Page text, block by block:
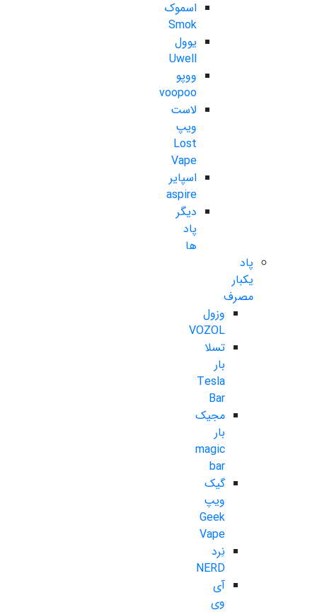
اسموک
Smok
یوول
Uwell
ووپو
voopoo
لاست
ویپ
Lost
Vape
اسپایر
aspire
دیگر
پاد
ها
پاد
یکبار
مصرف
وزول
VOZOL
تسلا
بار
Tesla
Bar
مجیک
بار
magic
bar
گیک
ویپ
Geek
Vape
نِرد
NERD
آی
وی